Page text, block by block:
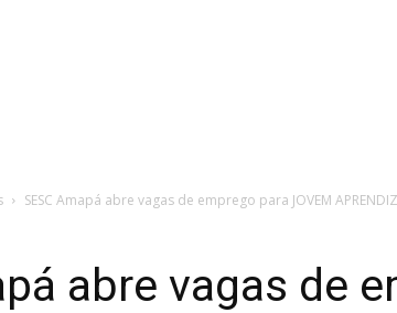
SESC Amapá abre vagas de emprego para JOVEM
abre vagas de